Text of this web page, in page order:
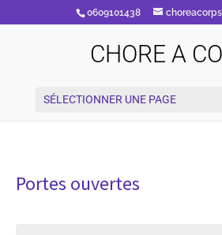
0609101438
CHORE A
SÉLECTIONNER UNE PAGE
Portes ouvertes